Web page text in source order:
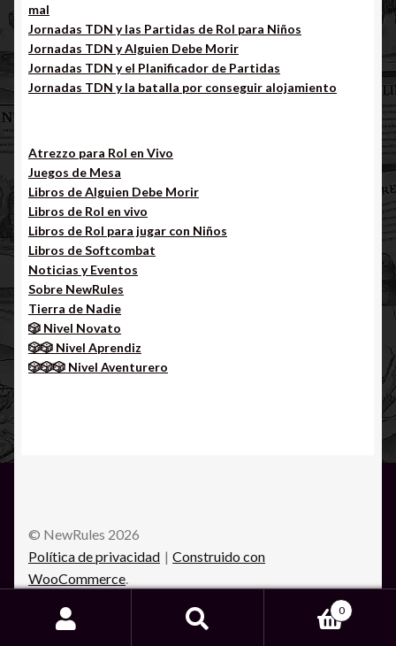
mal
Jornadas TDN y las Partidas de Rol para Niños
Jornadas TDN y Alguien Debe Morir
Jornadas TDN y el Planificador de Partidas
Jornadas TDN y la batalla por conseguir alojamiento
Atrezzo para Rol en Vivo
Juegos de Mesa
Libros de Alguien Debe Morir
Libros de Rol en vivo
Libros de Rol para jugar con Niños
Libros de Softcombat
Noticias y Eventos
Sobre NewRules
Tierra de Nadie
🎲 Nivel Novato
🎲🎲 Nivel Aprendiz
🎲🎲🎲 Nivel Aventurero
© NewRules 2026
Política de privacidad
Construido con
WooCommerce.
0